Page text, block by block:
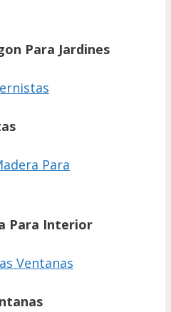
Para Jardines
Para Interior